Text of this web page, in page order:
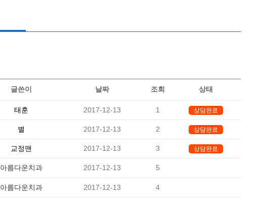
글쓴이 날짜 조회 상태
태훈 2017-12-13 1 상담완료
별 2017-12-13 2 상담완료
교정맨 2017-12-13 3 상담완료
아름다운치과 2017-12-13 5
아름다운치과 2017-12-13 4